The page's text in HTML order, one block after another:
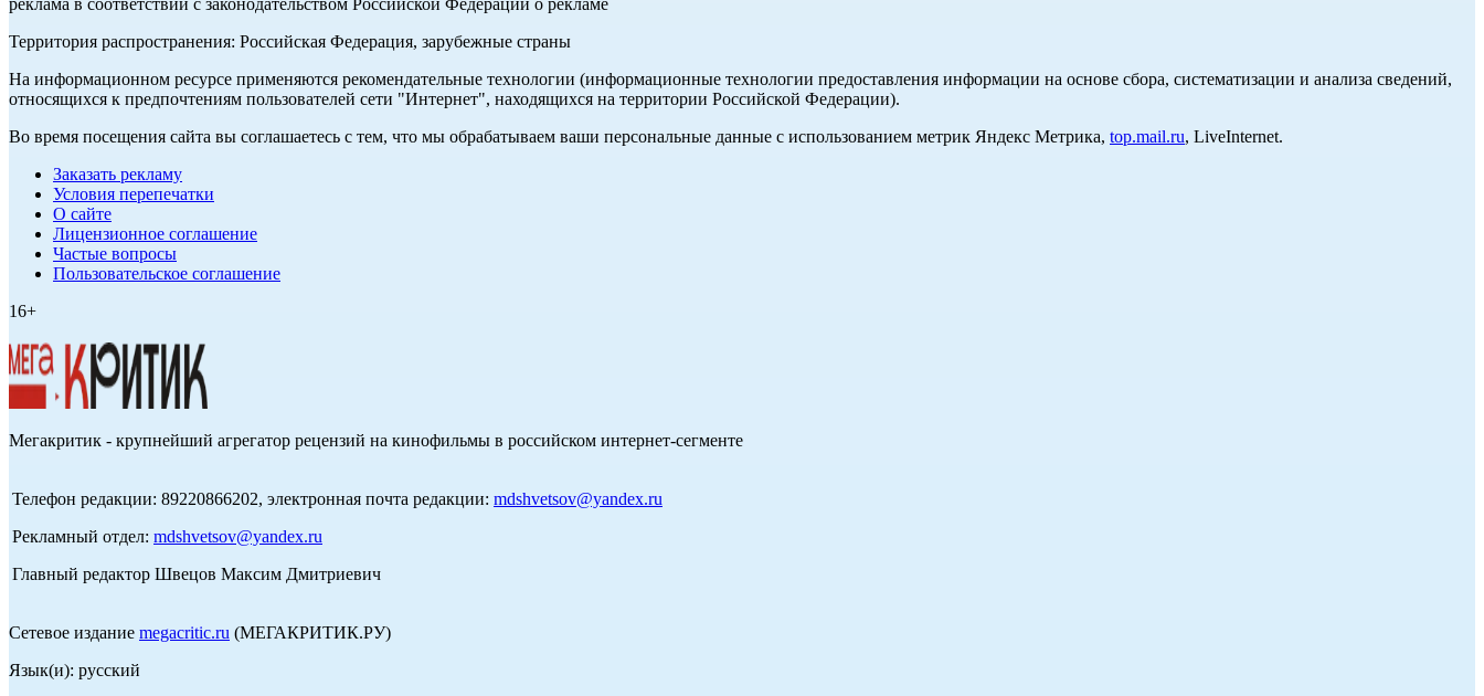
реклама в соответствии с законодательством Российской Федерации о рекламе
Территория распространения: Российская Федерация, зарубежные страны
На информационном ресурсе применяются рекомендательные технологии (информационные технологии предоставления информации на основе сбора, систематизации и анализа сведений,
относящихся к предпочтениям пользователей сети "Интернет", находящихся на территории Российской Федерации).
Во время посещения сайта вы соглашаетесь с тем, что мы обрабатываем ваши персональные данные с использованием метрик Яндекс Метрика, top.mail.ru, LiveInternet.
Заказать рекламу
Условия перепечатки
О сайте
Лицензионное соглашение
Частые вопросы
Пользовательское соглашение
16+
Мегакритик - крупнейший агрегатор рецензий на кинофильмы в российском интернет-сегменте
Телефон редакции: 89220866202, электронная почта редакции: mdshvetsov@yandex.ru
Рекламный отдел: mdshvetsov@yandex.ru
Главный редактор Швецов Максим Дмитриевич
Сетевое издание megacritic.ru (МЕГАКРИТИК.РУ)
Язык(и): русский